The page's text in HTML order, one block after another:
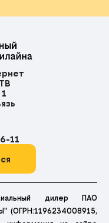
11
дилер ПАО
(ОГРН:1196234008915,